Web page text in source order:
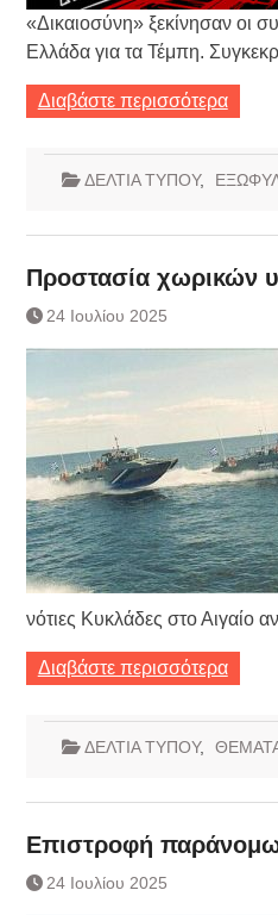
«Δικαιοσύνη» ξεκίνησαν οι
Ελλάδα για τα Τέμπη.
Διαβάστε περισσότερα
ΔΕΛΤΙΑ ΤΥΠΟΥ,
Προστασία χωρικών
24 Ιουλίου 2025
νότιες Κυκλάδες στο Αιγαίο
Διαβάστε περισσότερα
ΔΕΛΤΙΑ ΤΥΠΟΥ,
Επιστροφή
24 Ιουλίου 2025